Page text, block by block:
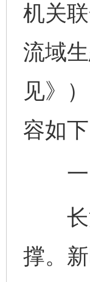
机关
流域
见》
容如下
一
长江
撑。